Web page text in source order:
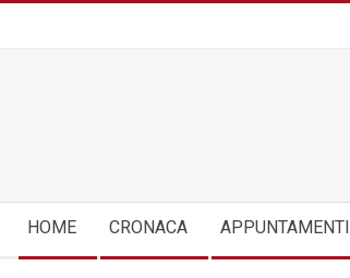
Navigation
Menu
HOME CRONACA APPUNTAMENTI